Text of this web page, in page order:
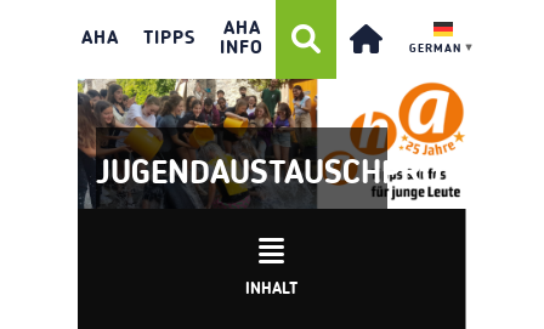
AHA TIPPS
AHA
INFO
GERMAN ▼
JUGENDAUSTAUSCHPROJEKTE
INHALT